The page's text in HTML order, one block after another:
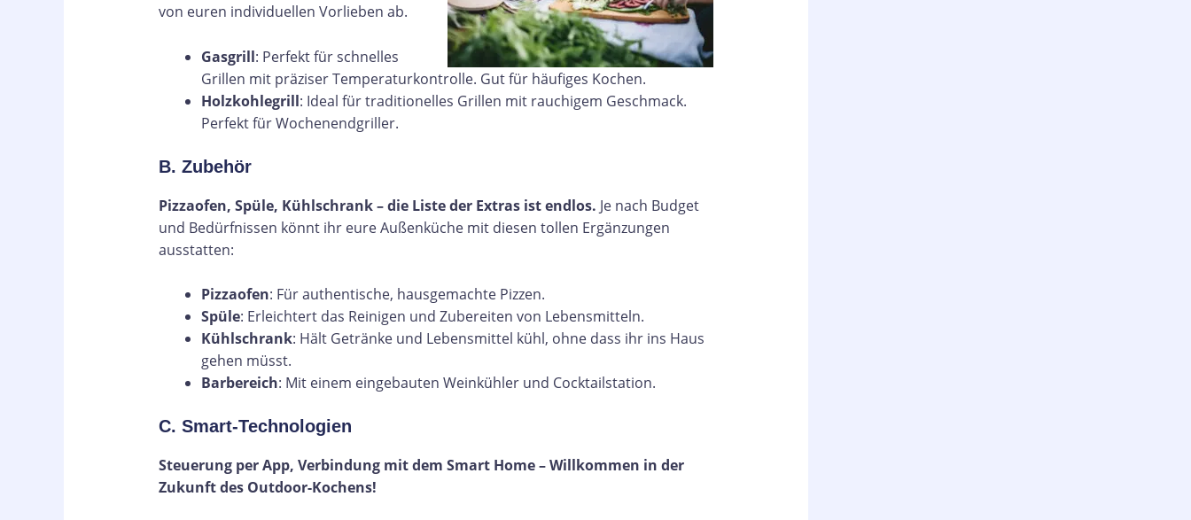
von euren individuellen Vorlieben ab.
Gasgrill: Perfekt für schnelles
Grillen mit präziser Temperaturkontrolle. Gut für häufiges Kochen.
Holzkohlegrill: Ideal für traditionelles Grillen mit rauchigem Geschmack.
Perfekt für Wochenendgriller.
B. Zubehör
Pizzaofen, Spüle, Kühlschrank – die Liste der Extras ist endlos. Je nach Budget
und Bedürfnissen könnt ihr eure Außenküche mit diesen tollen Ergänzungen
ausstatten:
Pizzaofen: Für authentische, hausgemachte Pizzen.
Spüle: Erleichtert das Reinigen und Zubereiten von Lebensmitteln.
Kühlschrank: Hält Getränke und Lebensmittel kühl, ohne dass ihr ins Haus
gehen müsst.
Barbereich: Mit einem eingebauten Weinkühler und Cocktailstation.
C. Smart-Technologien
Steuerung per App, Verbindung mit dem Smart Home – Willkommen in der
Zukunft des Outdoor-Kochens!